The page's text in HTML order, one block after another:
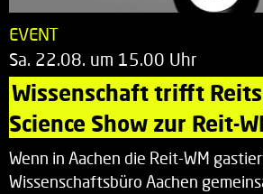
EVENT
Sa. 22.08. um 15.00 Uhr
Wissenschaft trifft
Science Show zur Reit-
Wenn in Aachen die Reit-WM
Wissenschaftsbüro Aachen